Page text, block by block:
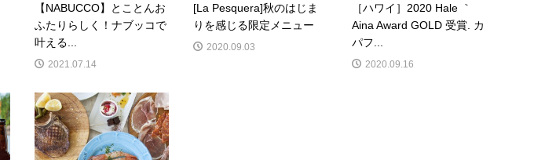
【NABUCCO】とことんお
ふたりらしく！ナブッコで
叶える...
2021.07.14
[La Pesquera]秋のはじま
りを感じる限定メニュー
2020.09.03
［ハワイ］2020 Hale ｀
Aina Award GOLD 受賞. カ
パフ...
2020.09.16